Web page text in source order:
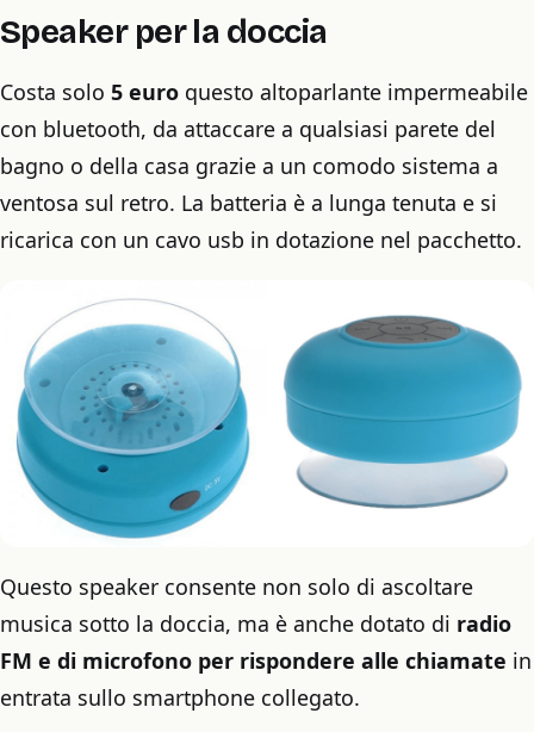
Speaker per la doccia
Costa solo 5 euro questo altoparlante impermeabile
con bluetooth, da attaccare a qualsiasi parete del
bagno o della casa grazie a un comodo sistema a
ventosa sul retro. La batteria è a lunga tenuta e si
ricarica con un cavo usb in dotazione nel pacchetto.
Questo speaker consente non solo di ascoltare
musica sotto la doccia, ma è anche dotato di radio
FM e di microfono per rispondere alle chiamate in
entrata sullo smartphone collegato.